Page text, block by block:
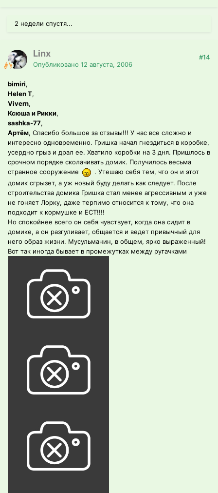
2 недели спустя...
Linx
Опубликовано 12 августа, 2006
#14
bimiri,
Helen T,
Vivern,
Ксюша и Рикки,
sashka-77,
Артём, Спасибо большое за отзывы!!! У нас все сложно и
интересно одновременно. Гришка начал гнездиться в коробке,
усердно грыз и драл ее. Хватило коробки на 3 дня. Пришлось в
срочном порядке сколачивать домик. Получилось весьма
странное сооружение
. Утешаю себя тем, что он и этот
домик сгрызет, а уж новый буду делать как следует. После
строительства домика Гришка стал менее агрессивным и уже
не гоняет Лорку, даже терпимо относится к тому, что она
подходит к кормушке и ЕСТ!!!!
Но спокойнее всего он себя чувствует, когда она сидит в
домике, а он разгуливает, общается и ведет привычный для
него образ жизни. Мусульманин, в общем, ярко выраженный!
Вот так иногда бывает в промежутках между ругачками